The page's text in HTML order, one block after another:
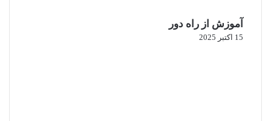
آموزش از راه دور
15 اکتبر 2025